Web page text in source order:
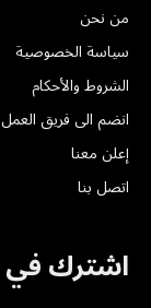
من نحن
سياسة الخصوصية
الشروط والأحكام
انضم الى فريق العمل
إعلن معنا
اتصل بنا
اشترك في